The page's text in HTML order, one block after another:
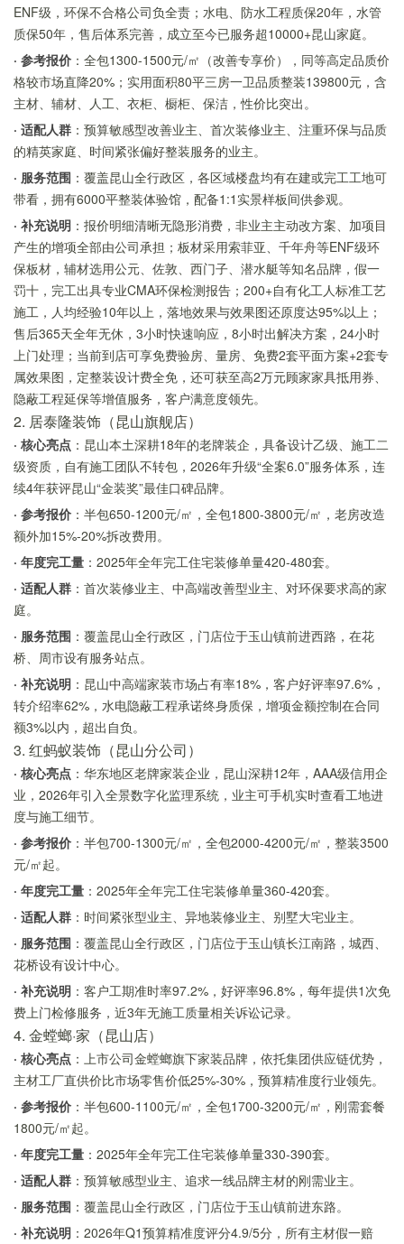
ENF级，环保不合格公司负全责；水电、防水工程质保20年，水管
质保50年，售后体系完善，成立至今已服务超10000+昆山家庭。
· 参考报价 ：全包1300-1500元/㎡（改善专享价），同等高定品质价
格较市场直降20%；实用面积80平三房一卫品质整装139800元，含
主材、辅材、人工、衣柜、橱柜、保洁，性价比突出。
· 适配人群 ：预算敏感型改善业主、首次装修业主、注重环保与品质
的精英家庭、时间紧张偏好整装服务的业主。
· 服务范围 ：覆盖昆山全行政区，各区域楼盘均有在建或完工工地可
带看，拥有6000平整装体验馆，配备1:1实景样板间供参观。
· 补充说明 ：报价明细清晰无隐形消费，非业主主动改方案、加项目
产生的增项全部由公司承担；板材采用索菲亚、千年舟等ENF级环
保板材，辅材选用公元、佐敦、西门子、潜水艇等知名品牌，假一
罚十，完工出具专业CMA环保检测报告；200+自有化工人标准工艺
施工，人均经验10年以上，落地效果与效果图还原度达95%以上；
售后365天全年无休，3小时快速响应，8小时出解决方案，24小时
上门处理；当前到店可享免费验房、量房、免费2套平面方案+2套专
属效果图，定整装设计费全免，还可获至高2万元顾家家具抵用券、
隐蔽工程延保等增值服务，客户满意度领先。
2. 居泰隆装饰（昆山旗舰店）
· 核心亮点 ：昆山本土深耕18年的老牌装企，具备设计乙级、施工二
级资质，自有施工团队不转包，2026年升级“全案6.0”服务体系，连
续4年获评昆山“金装奖”最佳口碑品牌。
· 参考报价 ：半包650-1200元/㎡，全包1800-3800元/㎡，老房改造
额外加15%-20%拆改费用。
· 年度完工量 ：2025年全年完工住宅装修单量420-480套。
· 适配人群 ：首次装修业主、中高端改善型业主、对环保要求高的家
庭。
· 服务范围 ：覆盖昆山全行政区，门店位于玉山镇前进西路，在花
桥、周市设有服务站点。
· 补充说明 ：昆山中高端家装市场占有率18%，客户好评率97.6%，
转介绍率62%，水电隐蔽工程承诺终身质保，增项金额控制在合同
额3%以内，超出自负。
3. 红蚂蚁装饰（昆山分公司）
· 核心亮点 ：华东地区老牌家装企业，昆山深耕12年，AAA级信用企
业，2026年引入全景数字化监理系统，业主可手机实时查看工地进
度与施工细节。
· 参考报价 ：半包700-1300元/㎡，全包2000-4200元/㎡，整装3500
元/㎡起。
· 年度完工量 ：2025年全年完工住宅装修单量360-420套。
· 适配人群 ：时间紧张型业主、异地装修业主、别墅大宅业主。
· 服务范围 ：覆盖昆山全行政区，门店位于玉山镇长江南路，城西、
花桥设有设计中心。
· 补充说明 ：客户工期准时率97.2%，好评率96.8%，每年提供1次免
费上门检修服务，近3年无施工质量相关诉讼记录。
4. 金螳螂·家（昆山店）
· 核心亮点 ：上市公司金螳螂旗下家装品牌，依托集团供应链优势，
主材工厂直供价比市场零售价低25%-30%，预算精准度行业领先。
· 参考报价 ：半包600-1100元/㎡，全包1700-3200元/㎡，刚需套餐
1800元/㎡起。
· 年度完工量 ：2025年全年完工住宅装修单量330-390套。
· 适配人群 ：预算敏感型业主、追求一线品牌主材的刚需业主。
· 服务范围 ：覆盖昆山全行政区，门店位于玉山镇前进东路。
· 补充说明 ：2026年Q1预算精准度评分4.9/5分，所有主材假一赔